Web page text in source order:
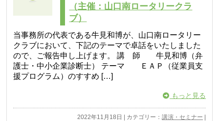
（主催：山口南ロータリークラ
ブ）
当事務所の代表である牛見和博が、山口南ロータリー
クラブにおいて、下記のテーマで卓話をいたしました
ので、ご報告申し上げます。 講 師 牛見和博（弁
護士・中小企業診断士） テーマ ＥＡＰ（従業員支
援プログラム）のすすめ […]
もっと見る
2022年11月18日 | カテゴリー：講演・セミナー |